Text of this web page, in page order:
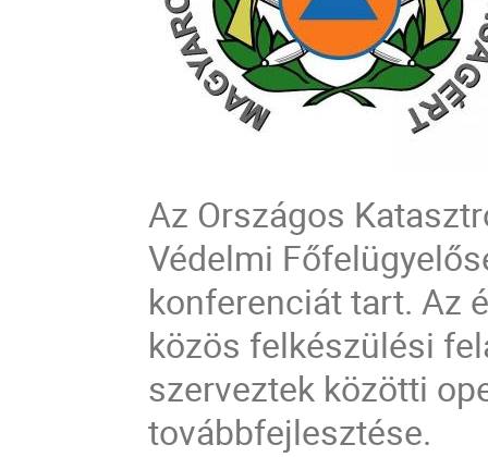
Az Országos
Védelmi
konferenciáttart. Az
közös felkészülési
szerveztek közötti
továbbfejlesztése.